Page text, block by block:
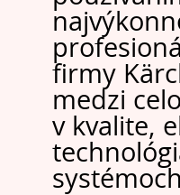
firmy
medzi
v kvalite,